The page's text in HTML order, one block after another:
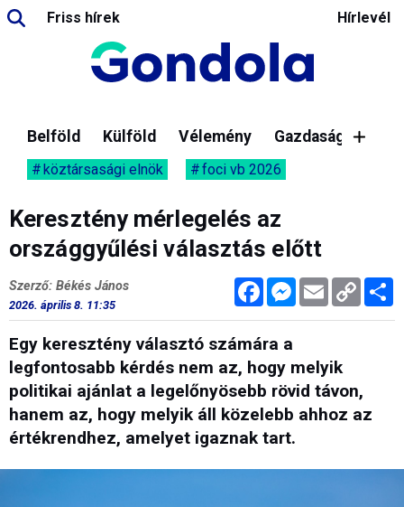
Friss hírek Hírlevél
Belföld Külföld Vélemény Gazdaság
köztársasági elnök foci vb 2026
Keresztény mérlegelés az
országgyűlési választás előtt
FacebookMessenger
Email Copy
Link
Szerző: Békés János
2026. április 8. 11:35
Egy keresztény választó számára a
legfontosabb kérdés nem az, hogy melyik
politikai ajánlat a legelőnyösebb rövid távon,
hanem az, hogy melyik áll közelebb ahhoz az
értékrendhez, amelyet igaznak tart.